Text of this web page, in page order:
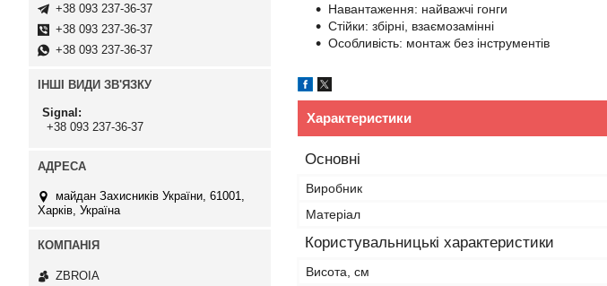
Навантаження: найважчі гонги
Стійки: збірні, взаємозамінні
Особливість: монтаж без інструментів
Характеристики
Основні
Виробник
Матеріал
Користувальницькі характеристики
Висота, см
+38 093 237-36-37
+38 093 237-36-37
+38 093 237-36-37
ІНШІ ВИДИ ЗВ'ЯЗКУ
Signal
+38 093 237-36-37
майдан Захисників України, 61001,
Харків, Україна
ZBROIA